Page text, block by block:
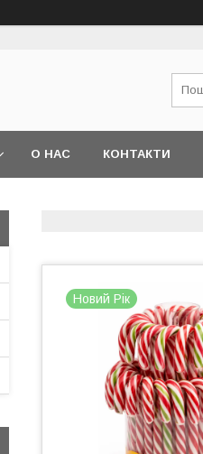
О НАС КОНТАКТИ
Новий Рік